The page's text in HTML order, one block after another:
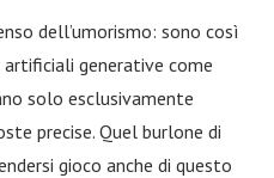
dell’umorismo: sono così
generative come
solo esclusivamente
precise. Quel burlone di
gioco anche di questo